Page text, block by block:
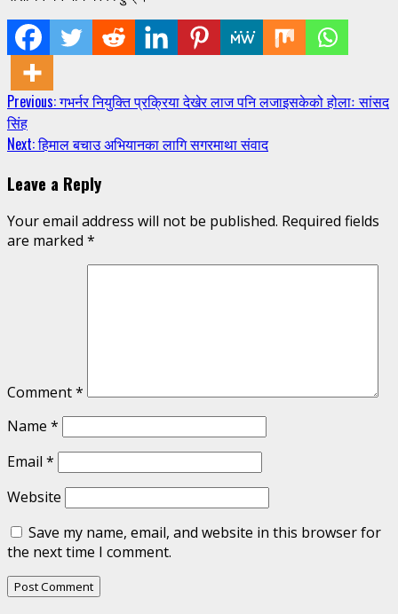
Continue
Reading
Previous:गभर्नर नियुक्ति प्रक्रिया देखेर लाज पनि लजाइसकेको होलाः सांसद
सिंह
Next:हिमाल बचाउ अभियानका लागि सगरमाथा संवाद
Leave a Reply
Your email address will not be published. Required fields
are marked *
Comment*
Name *
Email *
Website
Save my name, email, and website in this browser for
the next time I comment.